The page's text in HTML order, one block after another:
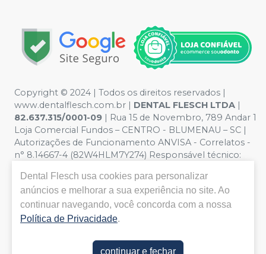
Copyright © 2024 | Todos os direitos reservados |
www.dentalflesch.com.br | DENTAL FLESCH LTDA
82.637.315/0001-09 | Rua 15 de Novembro, 789 Andar 1
Loja Comercial Fundos – CENTRO - BLUMENAU – SC |
Autorizações de Funcionamento ANVISA - Correlatos -
n° 8.14667-4 (82W4HLM7Y274) Responsável técnico:
Política de Privacidade e Segurança - Fotos meramente
ilustrativas - Os preços e condições da loja virtual estão
sujeitos a alterações. Em caso de divergência de preços
no site, o valor válido é o do Carrinho de Compra. Para
conosco via Whatsapp
Dental Flesch usa cookies para personalizar
anúncios e melhorar a sua experiência no site. Ao
continuar navegando, você concorda com a nossa
Política de Privacidade.
continuar e fechar